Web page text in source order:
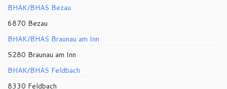
BHAK/BHAS Bezau
6870 Bezau
BHAK/BHAS Braunau am Inn
5280 Braunau am Inn
BHAK/BHAS Feldbach
8330 Feldbach